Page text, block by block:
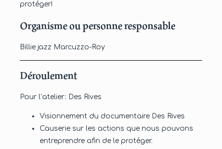
protéger!
Organisme ou personne responsable
Billie jazz Marcuzzo-Roy
Déroulement
Pour l’atelier: Des Rives
Visionnement du documentaire Des Rives
Causerie sur les actions que nous pouvons
entreprendre afin de le protéger.